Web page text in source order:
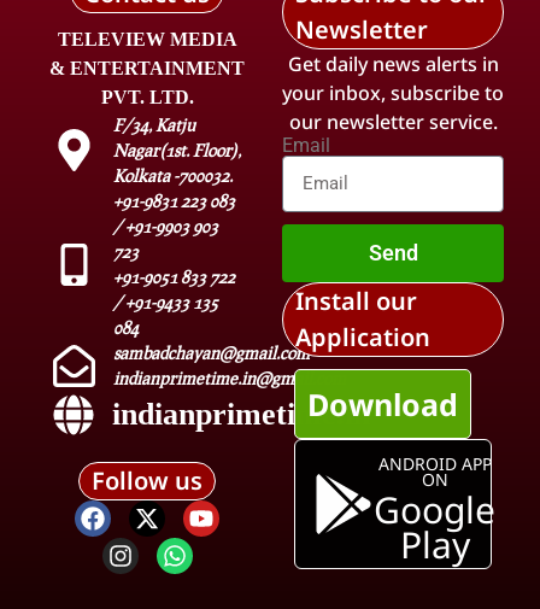
TELEVIEW MEDIA
& ENTERTAINMENT
PVT. LTD.
F/34, Katju
Nagar(1st. Floor),
Kolkata -700032.
+91-9831 223 083
/ +91-9903 903
723
+91-9051 833 722
/ +91-9433 135
084
sambadchayan@gmail.com
indianprimetime.in@gmail.com
indianprimetime.in
Follow us
Newsletter
Get daily news alerts in
your inbox, subscribe to
our newsletter service.
Email
Send
Install our
Application
Download
ANDROID APP
ON
Google
Play